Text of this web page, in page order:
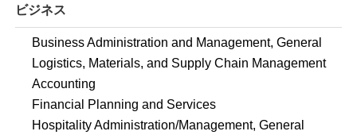
ビジネス
Business Administration and Management, General
Logistics, Materials, and Supply Chain Management
Accounting
Financial Planning and Services
Hospitality Administration/Management, General